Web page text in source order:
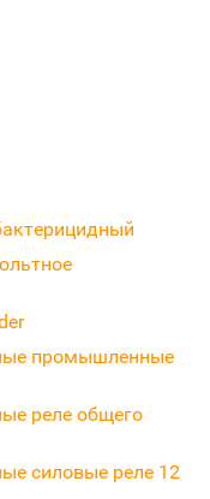
промышленные
реле общего
силовые реле 12